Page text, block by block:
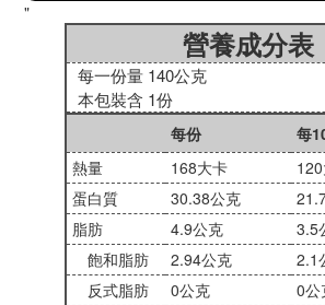
"
營養成分表
每一份量 140公克
本包裝含 1份
每份
每
熱量
168大卡
蛋白質
30.38公克
脂肪
4.9公克
3.5
飽和脂肪
2.94公克
2.1
反式脂肪
0公克
0公